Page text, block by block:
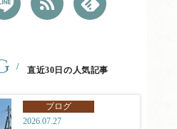
直近30日の人気記事
ブログ
2026.07.27